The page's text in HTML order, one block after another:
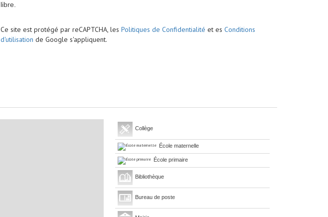
libre.
Ce site est protégé par reCAPTCHA, les Politiques de Confidentialité et es Conditions
d'utilisation de Google s'appliquent.
Collège
École maternelle
École primaire
Bibliothèque
Bureau de poste